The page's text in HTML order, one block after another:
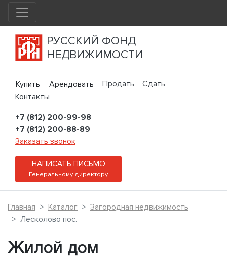
РУССКИЙ ФОНД
НЕДВИЖИМОСТИ
Купить Арендовать Продать
Сдать
Контакты
+7 (812) 200-99-98
+7 (812) 200-88-89
Заказать звонок
НАПИСАТЬ ПИСЬМО
Генеральному директору
Главная Каталог
Загородная недвижимость
Лесколово пос.
Жилой дом